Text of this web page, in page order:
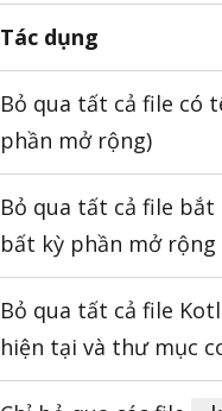
Tác dụng
Bỏ qua tất cả file có
phần mở rộng)
Bỏ qua tất cả file bắt
bất kỳ phần mở rộng
Bỏ qua tất cả file
hiện tại và thư mục